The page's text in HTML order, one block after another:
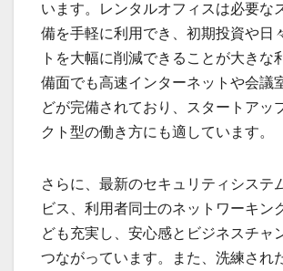
います。レンタルオフィスは必要な
備を手軽に利用でき、初期投資や日
トを大幅に削減できることが大きな
備面でも高速インターネットや会議
どが完備されており、スタートアッ
クト型の働き方にも適しています。
さらに、最新のセキュリティシステ
ビス、利用者同士のネットワーキン
ども充実し、安心感とビジネスチャ
つながっています。また、洗練され